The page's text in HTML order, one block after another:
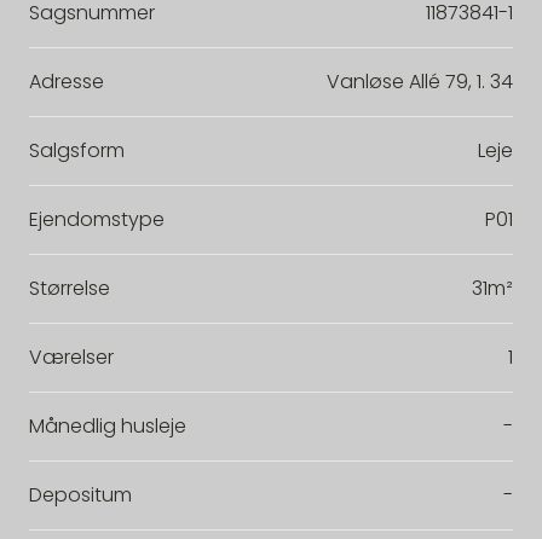
Sagsnummer 11873841-1
Adresse Vanløse Allé 79, 1. 34
Salgsform Leje
Ejendomstype P01
Størrelse 31m²
Værelser 1
Månedlig husleje -
Depositum -